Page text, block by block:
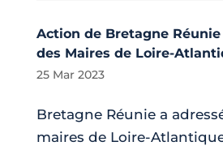
Action de Bretagne
des Maires de Loire-
25 Mar 2023
Bretagne Réunie a
maires de Loire-